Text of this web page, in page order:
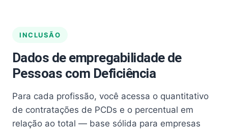
INCLUSÃO
Dados de empregabilidade de
Pessoas com Deficiência
Para cada profissão, você acessa o quantitativo
de contratações de PCDs e o percentual em
relação ao total — base sólida para empresas